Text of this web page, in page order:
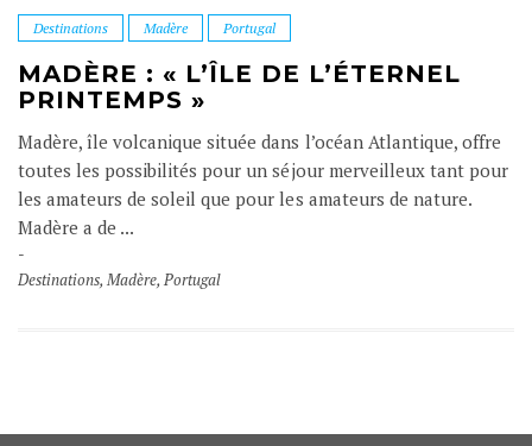
Destinations Madère Portugal
MADÈRE : « L’ÎLE DE L’ÉTERNEL
PRINTEMPS »
Madère, île volcanique située dans l’océan Atlantique, offre
toutes les possibilités pour un séjour merveilleux tant pour
les amateurs de soleil que pour les amateurs de nature.
Madère a de ...
Destinations, Madère, Portugal